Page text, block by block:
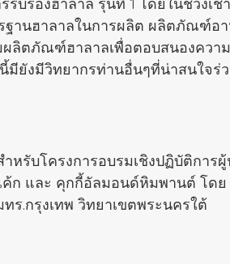
านฮาลาลในการผลิต ผลิตภัณฑ์อ
ผลิตภัณฑ์ฮาลาลเพื่อตอบสนองคว
มียังมีวิทยากรท่านอื่นๆที่น่าสนใจ
บโครงการอบรมเชิงปฏิบัติการผู้
ก และ คุกกี้อัลมอนด์หิมพานต์ โด
ร.กรุงเทพ วิทยาเขตพระนครใต้